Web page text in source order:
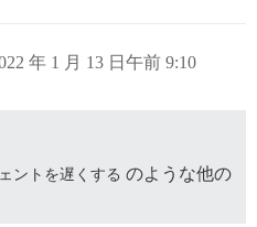
年 1 月 13 日午前 9:10
ントを遅くする のような他の